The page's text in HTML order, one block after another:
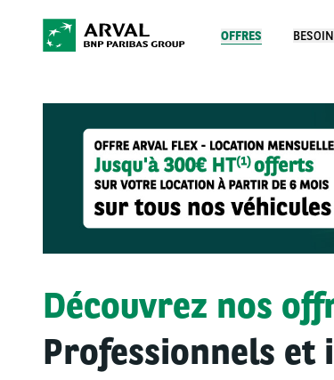
OFFRES
Découvrez nos
Professionnels et